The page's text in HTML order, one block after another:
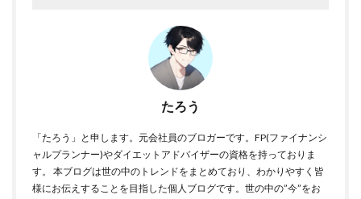
たろう
「たろう」と申します。元会社員のブロガーです。FP(ファイナンシ
ャルプランナー)やダイエットアドバイザーの資格を持っておりま
す。 本ブログは世の中のトレンドをまとめており、わかりやすく皆
様にお伝えすることを目指した個人ブログです。世の中の”今”をお